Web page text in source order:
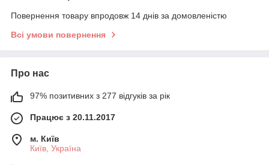
Повернення товару впродовж 14 днів за домовленістю
Всі умови повернення
Про нас
97% позитивних з 277 відгуків за рік
Працює з 20.11.2017
м. Київ
Київ, Україна